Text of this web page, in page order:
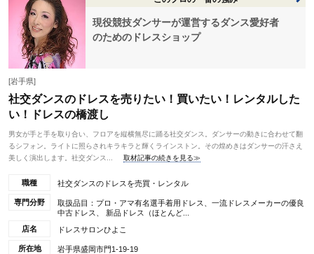
現役競技ダンサーが運営するダンス愛好者
のためのドレスショップ
[岩手県]
社交ダンスのドレスを売りたい！買いたい！レンタルした
い！ドレスの橋渡し
男女が手と手を取り合い、フロアを縦横無尽に踊る社交ダンス。ダンサーの動きに合わせて翻
るシフォン。ライトに照らされキラキラと輝くラインストン。その煌めきはダンサーの汗さえ
美しく演出します。社交ダンス...
取材記事の続きを見る≫
職種 社交ダンスのドレスを売買・レンタル
専門分野
取扱品目：プロ・アマ有名選手着用ドレス、一流ドレスメーカーの優良
中古ドレス、 新品ドレス（ほとんど...
店名
ドレスサロンひよこ
所在地
岩手県盛岡市門1-19-19